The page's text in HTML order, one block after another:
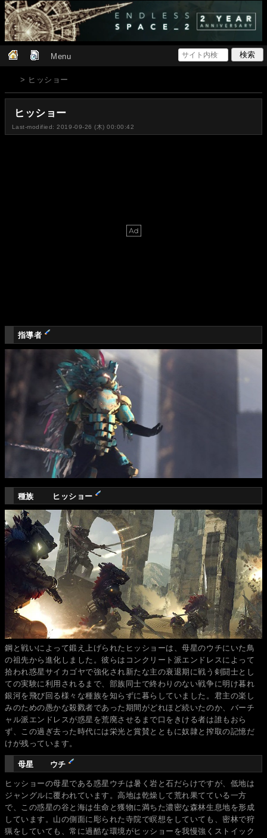
Menu
> ヒッショー
ヒッショー
Last-modified: 2019-09-26 (木) 00:00:42
指導者
種族 ヒッショー
鋼と戦いによって鍛え上げられたヒッショーは、母星のウチにいた鳥
の祖先から進化しました。彼らはコンクリート派エンドレスによって
拾われ惑星サイカゴヤで強化され新たな主の衰退期に戦う剣闘士とし
ての実験に利用されるまで、部族同士で終わりのない戦争に明け暮れ
銀河を飛び回る様々な種族を知らずに暮らしていました。君主の楽し
みのための愚かな殺戮者であった期間がどれほど続いたのか、バーチ
ャル派エンドレスが惑星を荒廃させるまで口をきける者は誰もおら
ず、この過ぎ去った時代には栄光と賞賛とともに奴隷と搾取の記憶だ
けが残っています。
母星 ウチ
ヒッショーの母星である惑星ウチは暑く岩と石だらけですが、低地は
ジャングルに覆われています。高地は乾燥して荒れ果てている一方
で、この惑星の谷と海は生命と獲物に満ちた濃密な森林生息地を形成
しています。山の側面に彫られた寺院で瞑想をしていても、密林で狩
猟をしていても、常に過酷な環境がヒッショーを我慢強くストイック